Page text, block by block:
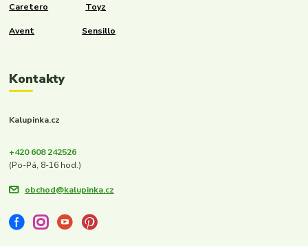
Caretero Toyz
Avent Sensillo
Kontakty
Kalupinka.cz
+420 608 242526
(Po-Pá, 8-16 hod.)
obchod@kalupinka.cz